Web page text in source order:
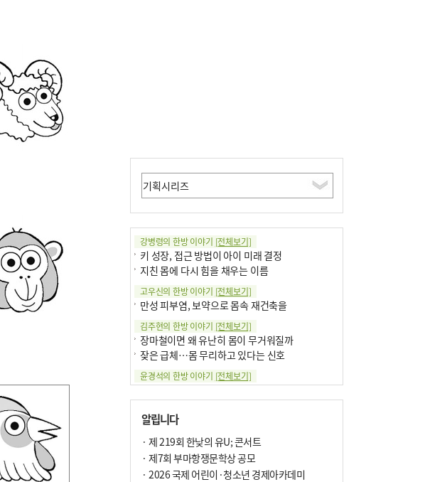
강병령의 한방 이야기 [전체보기]
키 성장, 접근 방법이 아이 미래 결정
지친 몸에 다시 힘을 채우는 이름
고우신의 한방 이야기 [전체보기]
만성 피부염, 보약으로 몸속 재건축을
김주현의 한방 이야기 [전체보기]
장마철이면 왜 유난히 몸이 무거워질까
잦은 급체…몸 무리하고 있다는 신호
윤경석의 한방 이야기 [전체보기]
땀 멈추려 하지 말고 원인부터 찾아야
손 떨림, 늙음 증거일까 질병 신호일까
윤화정의 한방 이야기
냉기 직접 닿으면 ‘구안와사’ 위험
의료 다이제스트[전체보기]
환자경험평가 지역 1위·전국 2위 外
알립니다
· 제 219회 한낮의 유U; 콘서트
· 제7회 부마항쟁문학상 공모
· 2026 국제 어린이·청소년 경제아카데미